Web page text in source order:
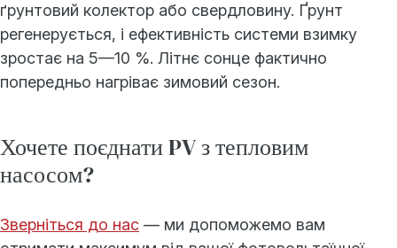
ґрунтовий колектор або свердловину. Ґрунт
регенерується, і ефективність системи взимку
зростає на 5—10 %. Літнє сонце фактично
попередньо нагріває зимовий сезон.
Хочете поєднати PV з тепловим
насосом?
Зверніться до нас — ми допоможемо вам